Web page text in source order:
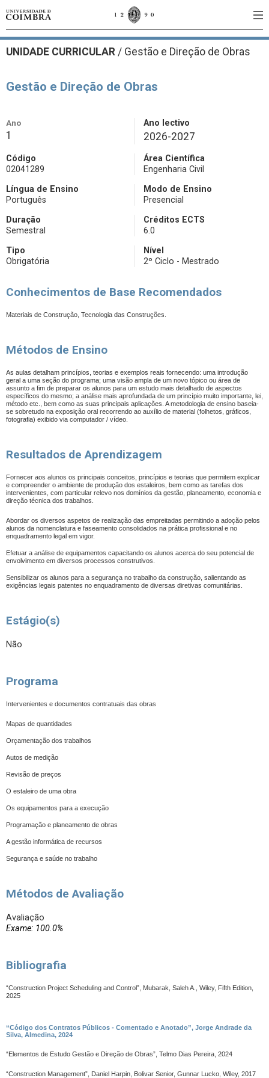
UNIDADE CURRICULAR / Gestão e Direção de Obras
Gestão e Direção de Obras
Ano
1
Ano lectivo
2026-2027
Código
02041289
Área Científica
Engenharia Civil
Língua de Ensino
Português
Modo de Ensino
Presencial
Duração
Semestral
Créditos ECTS
6.0
Tipo
Obrigatória
Nível
2º Ciclo - Mestrado
Conhecimentos de Base Recomendados
Materiais de Construção, Tecnologia das Construções.
Métodos de Ensino
As aulas detalham princípios, teorias e exemplos reais fornecendo: uma introdução
geral a uma seção do programa; uma visão ampla de um novo tópico ou área de
assunto a fim de preparar os alunos para um estudo mais detalhado de aspectos
específicos do mesmo; a análise mais aprofundada de um princípio muito importante, lei,
método etc., bem como as suas principais aplicações. A metodologia de ensino baseia-
se sobretudo na exposição oral recorrendo ao auxílio de material (folhetos, gráficos,
fotografia) exibido via computador / vídeo.
Resultados de Aprendizagem
Fornecer aos alunos os principais conceitos, princípios e teorias que permitem explicar
e compreender o ambiente de produção dos estaleiros, bem como as tarefas dos
intervenientes, com particular relevo nos domínios da gestão, planeamento, economia e
direção técnica dos trabalhos.
Abordar os diversos aspetos de realização das empreitadas permitindo a adoção pelos
alunos da nomenclatura e faseamento consolidados na prática profissional e no
enquadramento legal em vigor.
Efetuar a análise de equipamentos capacitando os alunos acerca do seu potencial de
envolvimento em diversos processos construtivos.
Sensibilizar os alunos para a segurança no trabalho da construção, salientando as
exigências legais patentes no enquadramento de diversas diretivas comunitárias.
Estágio(s)
Não
Programa
Intervenientes e documentos contratuais das obras
Mapas de quantidades
Orçamentação dos trabalhos
Autos de medição
Revisão de preços
O estaleiro de uma obra
Os equipamentos para a execução
Programação e planeamento de obras
A gestão informática de recursos
Segurança e saúde no trabalho
Métodos de Avaliação
Avaliação
Exame: 100.0%
Bibliografia
“Construction Project Scheduling and Control”, Mubarak, Saleh A., Wiley, Fifth Edition,
2025
“Código dos Contratos Públicos - Comentado e Anotado”, Jorge Andrade da
Silva, Almedina, 2024
“Elementos de Estudo Gestão e Direção de Obras”, Telmo Dias Pereira, 2024
“Construction Management”, Daniel Harpin, Bolivar Senior, Gunnar Lucko, Wiley, 2017